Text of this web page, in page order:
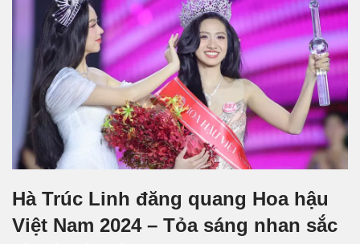
Hà Trúc Linh đăng quang Hoa hậu
Việt Nam 2024 – Tỏa sáng nhan sắc